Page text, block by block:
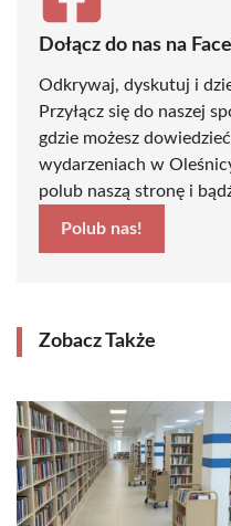
Dołącz do nas na
Odkrywaj, dyskutuj i
Przyłącz się do naszej
gdzie możesz
wydarzeniach w
polub naszą stronę i
Polub nas!
Zobacz Także